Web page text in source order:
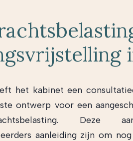
het kabinet een
ontwerp voor een
Deze
aanleiding zijn om